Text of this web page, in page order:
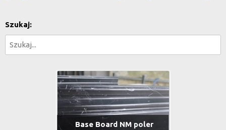
Szukaj:
Base Board NM poler